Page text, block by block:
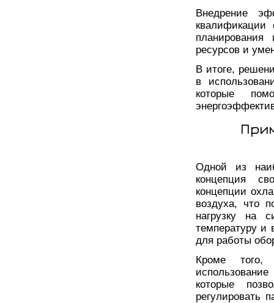
Внедрение
квалификации
ресурсов и
В итоге,
в
которые
Одной из
концепция
концепции
воздуха, что
нагрузку на
температуру и
для работы
Кроме того,
которые
регулировать